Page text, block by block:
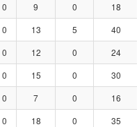
0 9 0 18
0 13 5 40
0 12 0 24
0 15 0 30
0 7 0 16
0 18 0 35